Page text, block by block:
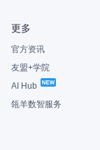
更多
官方资讯
友盟+学院
AI Hub
瓴羊数智服务